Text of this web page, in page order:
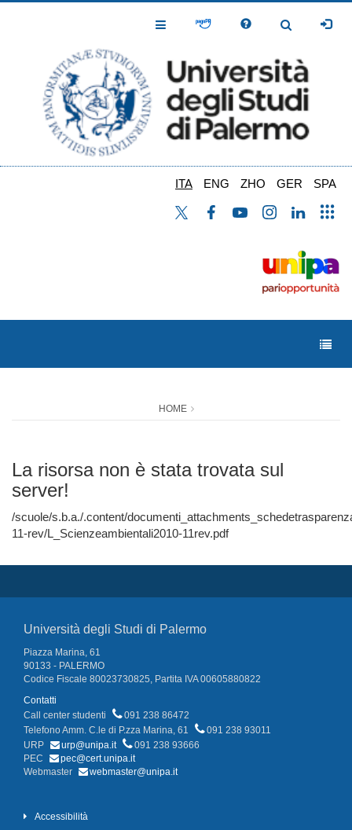
Toggle
Toggle
ITA ENG ZHO GER SPA
HOME
La risorsa non è stata trovata sul
server!
/scuole/s.b.a./.content/
11-rev/L_Scienzeambientali2010-11rev.pdf
Università degli Studi di Palermo
Piazza Marina, 61
90133 - PALERMO
Codice Fiscale 80023730825, Partita IVA 00605880822
Contatti
Call center studenti
091 238 86472
Telefono Amm. C.le di P.zza Marina, 61
091 238 93011
URP
urp@unipa.it
091 238 93666
PEC
pec@cert.unipa.it
Webmaster
webmaster@unipa.it
Accessibilità